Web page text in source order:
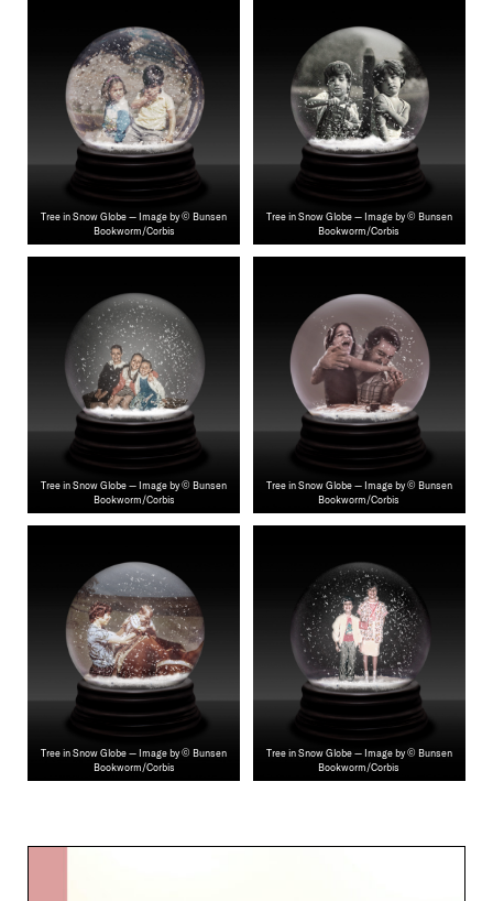
Tree in Snow Globe — Image by © Bunsen
Bookworm/Corbis
Tree in Snow Globe — Image by © Bunsen
Bookworm/Corbis
Tree in Snow Globe — Image by © Bunsen
Bookworm/Corbis
Tree in Snow Globe — Image by © Bunsen
Bookworm/Corbis
Tree in Snow Globe — Image by © Bunsen
Bookworm/Corbis
Tree in Snow Globe — Image by © Bunsen
Bookworm/Corbis